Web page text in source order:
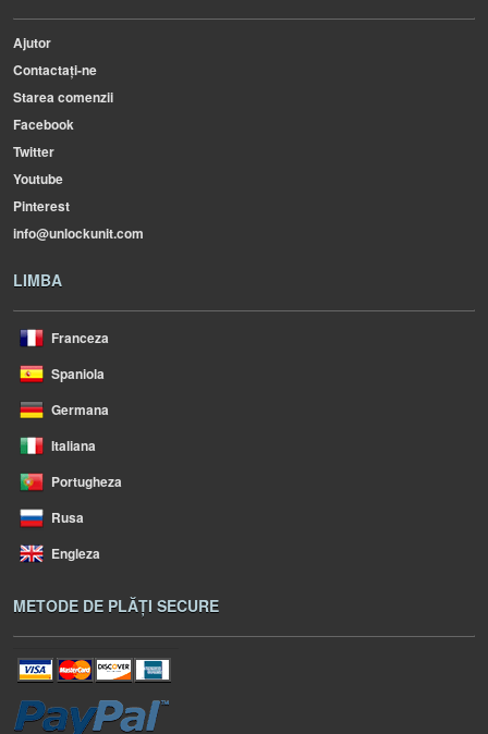
Ajutor
Contactați-ne
Starea comenzii
Facebook
Twitter
Youtube
Pinterest
info@unlockunit.com
LIMBA
Franceza
Spaniola
Germana
Italiana
Portugheza
Rusa
Engleza
METODE DE PLĂȚI SECURE